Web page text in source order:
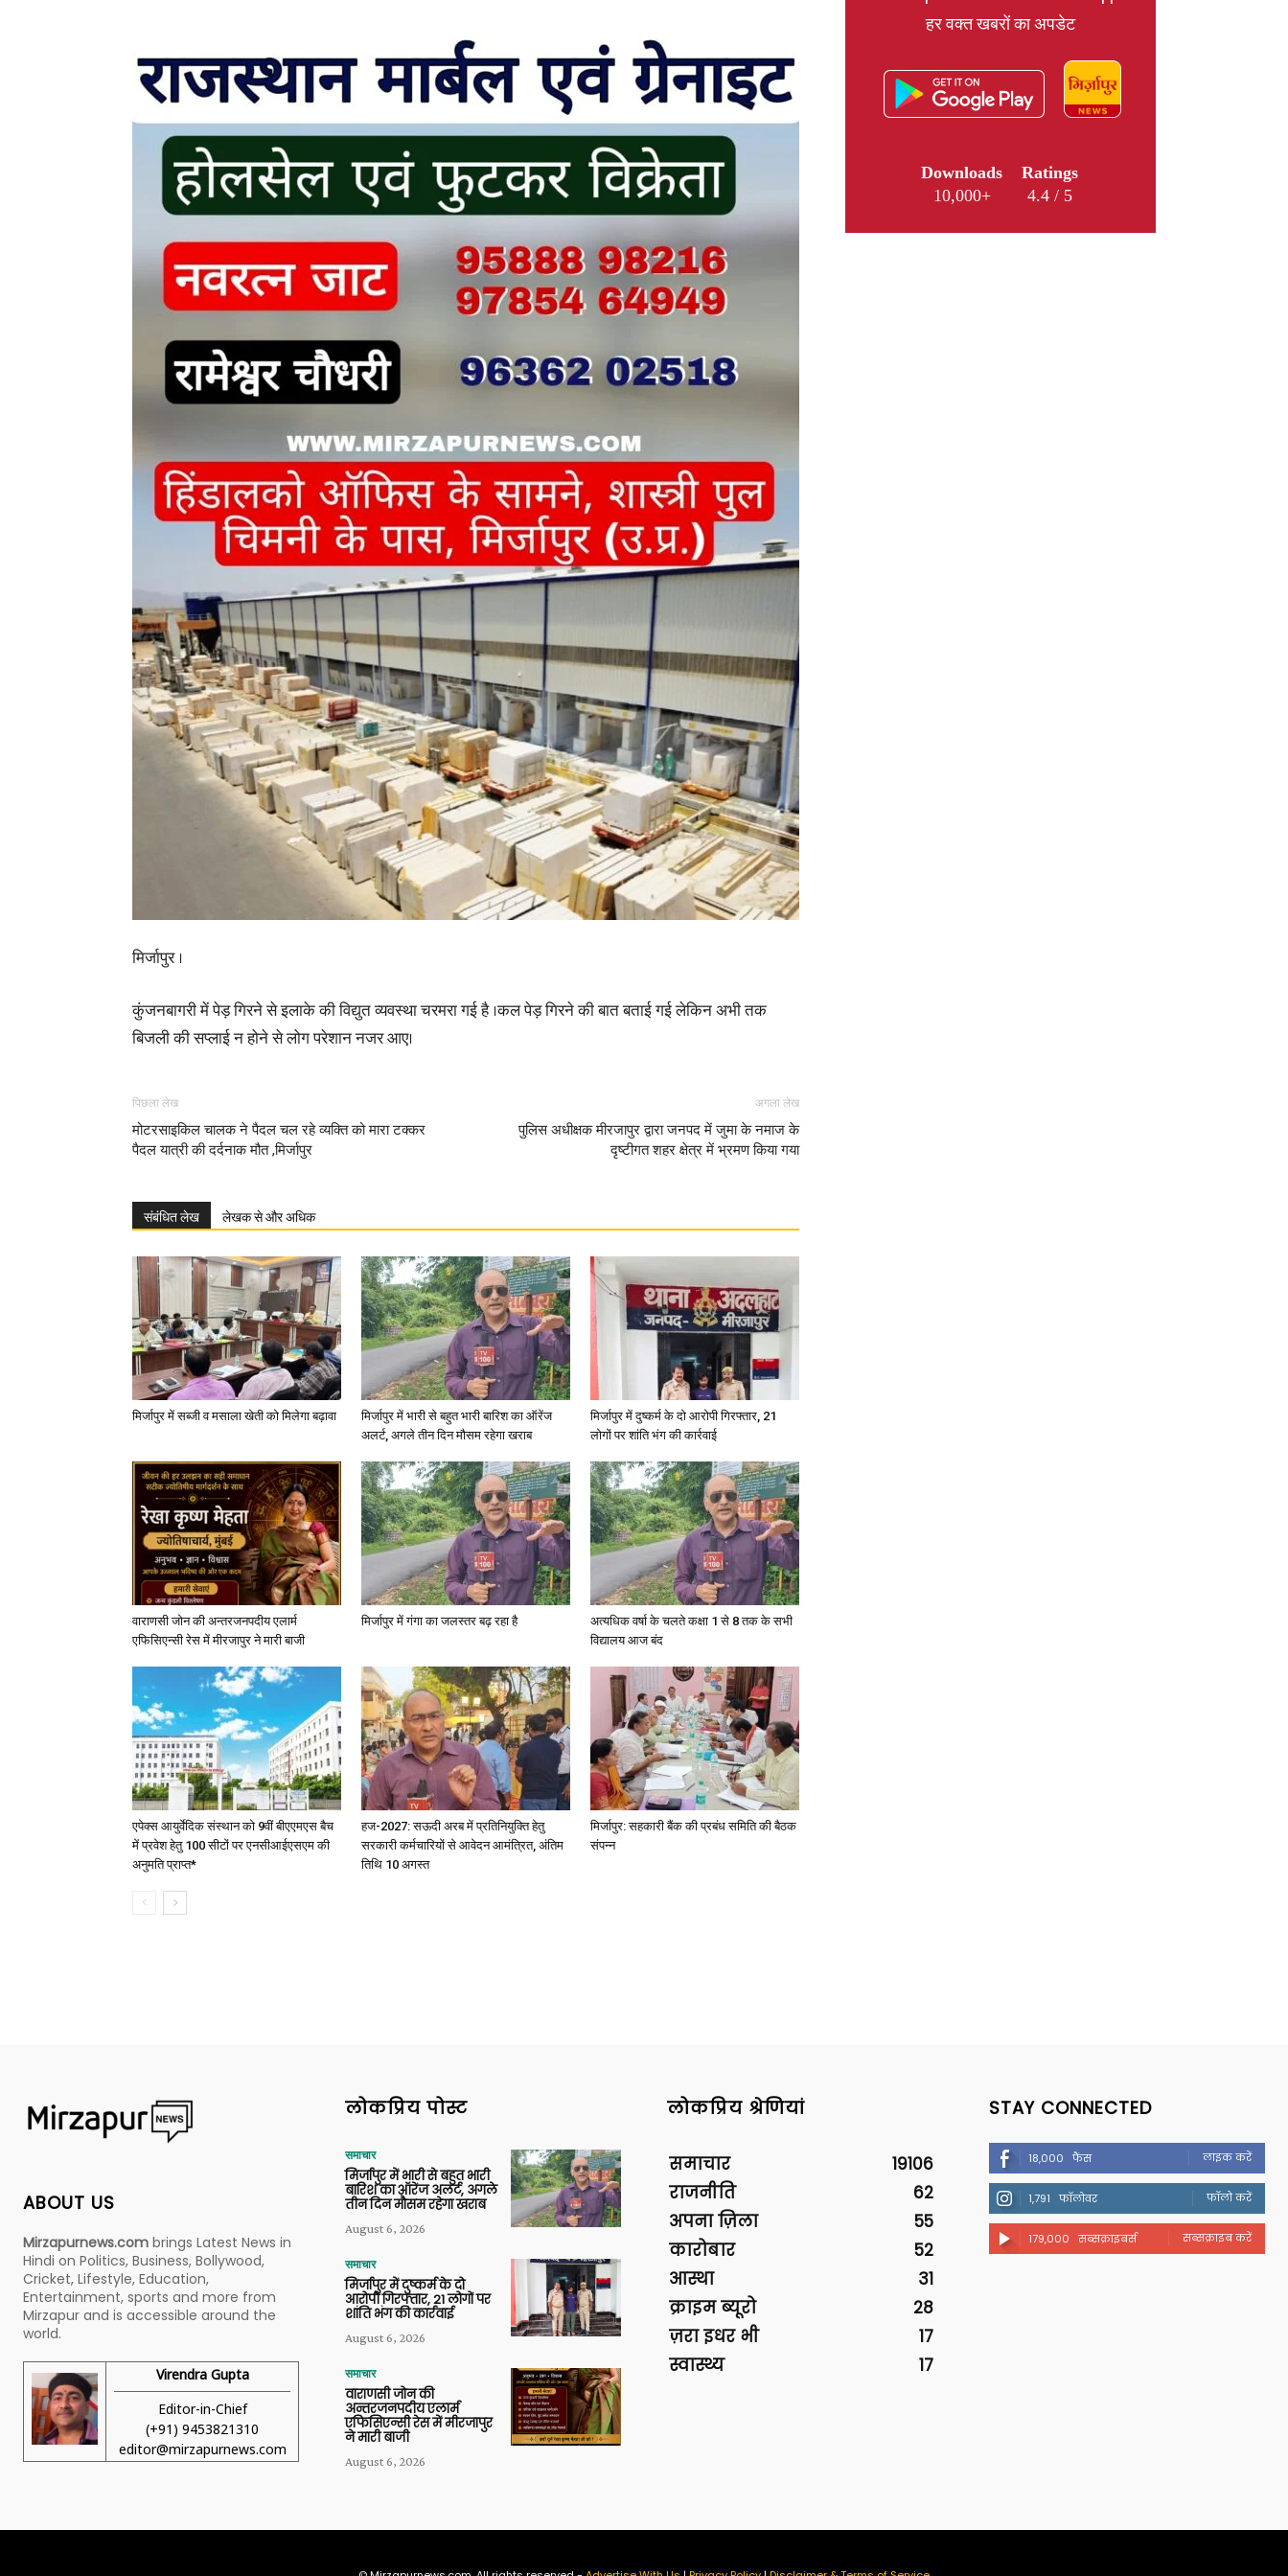
News,
Latest
News
in
Hindi,
Today
Hindi
मिर्जापुर ।
कुंजनबागरी में पेड़ गिरने से इलाके की विद्युत व्यवस्था चरमरा गई है ।कल पेड़ गिरने की बात बताई गई लेकिन अभी तक
बिजली की सप्लाई न होने से लोग परेशान नजर आए।
पिछला लेख
मोटरसाइकिल चालक ने पैदल चल रहे व्यक्ति को मारा टक्कर
पैदल यात्री की दर्दनाक मौत ,मिर्जापुर
अगला लेख
पुलिस अधीक्षक मीरजापुर द्वारा जनपद में जुमा के नमाज के
दृष्टीगत शहर क्षेत्र में भ्रमण किया गया
संबंधित लेख लेखक से और अधिक
मिर्जापुर में सब्जी व मसाला खेती को मिलेगा बढ़ावा
मिर्जापुर में भारी से बहुत भारी बारिश का ऑरेंज
अलर्ट, अगले तीन दिन मौसम रहेगा खराब
मिर्जापुर में दुष्कर्म के दो आरोपी गिरफ्तार, 21
लोगों पर शांति भंग की कार्रवाई
वाराणसी जोन की अन्तरजनपदीय एलार्म
एफिसिएन्सी रेस में मीरजापुर ने मारी बाजी
मिर्जापुर में गंगा का जलस्तर बढ़ रहा है
अत्यधिक वर्षा के चलते कक्षा 1 से 8 तक के सभी
विद्यालय आज बंद
एपेक्स आयुर्वेदिक संस्थान को 9वीं बीएएमएस बैच
में प्रवेश हेतु 100 सीटों पर एनसीआईएसएम की
अनुमति प्राप्त*
हज-2027: सऊदी अरब में प्रतिनियुक्ति हेतु
सरकारी कर्मचारियों से आवेदन आमंत्रित, अंतिम
तिथि 10 अगस्त
मिर्जापुर: सहकारी बैंक की प्रबंध समिति की बैठक
संपन्न
हर वक्त खबरों का अपडेट
Downloads
10,000+
Ratings
4.4 / 5
ABOUT US
Mirzapurnews.com brings Latest News in
Hindi on Politics, Business, Bollywood,
Cricket, Lifestyle, Education,
Entertainment, sports and more from
Mirzapur and is accessible around the
world.
Virendra Gupta
Editor-in-Chief
(+91) 9453821310
editor@mirzapurnews.com
लोकप्रिय पोस्ट
समाचार
मिर्जापुर में भारी से बहुत भारी
बारिश का ऑरेंज अलर्ट, अगले
तीन दिन मौसम रहेगा खराब
August 6, 2026
समाचार
मिर्जापुर में दुष्कर्म के दो
आरोपी गिरफ्तार, 21 लोगों पर
शांति भंग की कार्रवाई
August 6, 2026
समाचार
वाराणसी जोन की
अन्तरजनपदीय एलार्म
एफिसिएन्सी रेस में मीरजापुर
ने मारी बाजी
August 6, 2026
लोकप्रिय श्रेणियां
समाचार
19106
राजनीति
62
अपना ज़िला
55
कारोबार
52
आस्था
31
क्राइम ब्यूरो
28
ज़रा इधर भी
17
स्वास्थ्य
17
STAY CONNECTED
18,000 फैंस लाइक करें
1,791 फॉलोवर फॉलो करें
179,000 सब्सक्राइबर्स सब्सक्राइब करें